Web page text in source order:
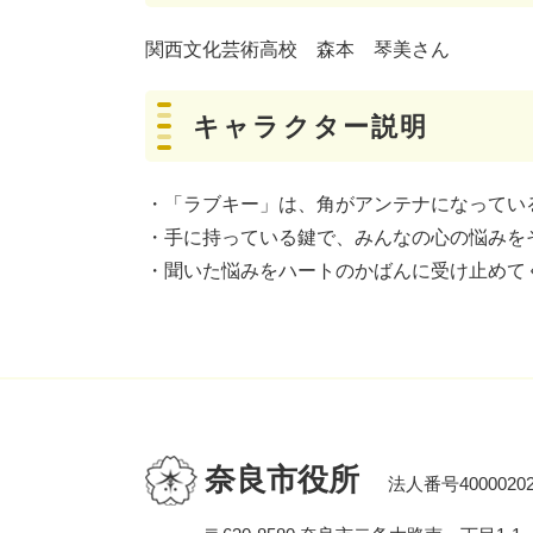
関西文化芸術高校 森本 琴美さん
キャラクター説明
・「ラブキー」は、角がアンテナになって
・手に持っている鍵で、みんなの心の悩み
・聞いた悩みをハートのかばんに受け止め
奈良市役所 法人番号